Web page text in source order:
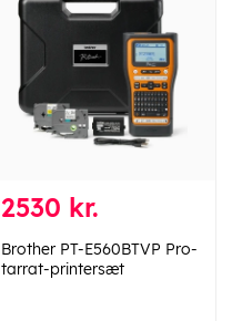
2530 kr.
Brother PT-E560BTVP Pro-
tarrat-printersæt